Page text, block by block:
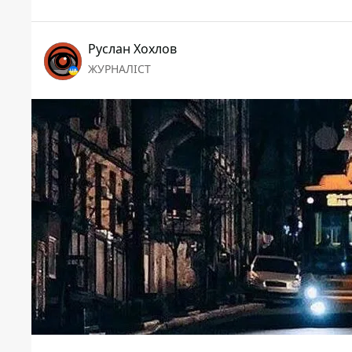
Руслан Хохлов
ЖУРНАЛІСТ